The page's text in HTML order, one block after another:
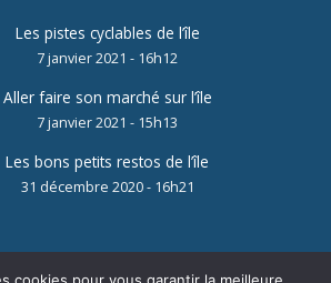
Les pistes cyclables de l’île
7 janvier 2021 - 16h12
Aller faire son marché sur l’île
7 janvier 2021 - 15h13
Les bons petits restos de l’île
31 décembre 2020 - 16h21